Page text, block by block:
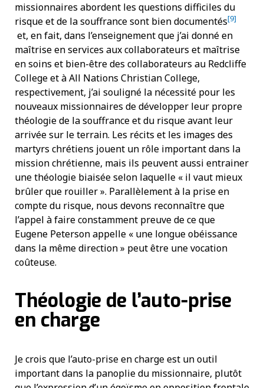
missionnaires abordent les questions difficiles du
risque et de la souffrance sont bien documentés[9]
et, en fait, dans l’enseignement que j’ai donné en
maîtrise en services aux collaborateurs et maîtrise
en soins et bien-être des collaborateurs au Redcliffe
College et à All Nations Christian College,
respectivement, j’ai souligné la nécessité pour les
nouveaux missionnaires de développer leur propre
théologie de la souffrance et du risque avant leur
arrivée sur le terrain. Les récits et les images des
martyrs chrétiens jouent un rôle important dans la
mission chrétienne, mais ils peuvent aussi entrainer
une théologie biaisée selon laquelle « il vaut mieux
brûler que rouiller ». Parallèlement à la prise en
compte du risque, nous devons reconnaître que
l’appel à faire constamment preuve de ce que
Eugene Peterson appelle « une longue obéissance
dans la même direction » peut être une vocation
coûteuse.
Théologie de l’auto-prise
en charge
Je crois que l’auto-prise en charge est un outil
important dans la panoplie du missionnaire, plutôt